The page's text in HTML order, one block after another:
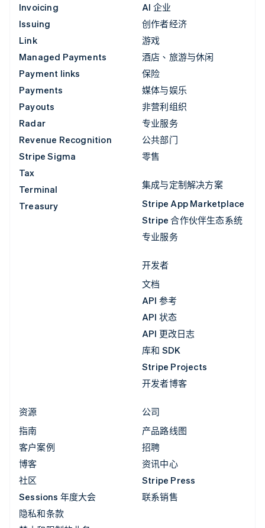
Invoicing
Issuing
Link
Managed Payments
Payment links
Payments
Payouts
Radar
Revenue Recognition
Stripe Sigma
Tax
Terminal
Treasury
AI 企业
创作者经济
游戏
酒店、旅游与休闲
保险
媒体与娱乐
非营利组织
专业服务
公共部门
零售
集成与定制解决方案
Stripe App Marketplace
Stripe 合作伙伴生态系统
专业服务
开发者
文档
API 参考
API 状态
API 更改日志
库和 SDK
Stripe Projects
开发者博客
资源
指南
客户案例
博客
社区
Sessions 年度大会
隐私和条款
公司
产品路线图
招聘
资讯中心
Stripe Press
联系销售